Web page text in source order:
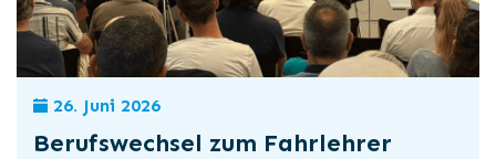
26. Juni 2026
Berufswechsel zum Fahrlehrer